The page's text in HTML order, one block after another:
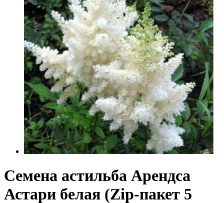
Семена астильба Арендса
Астари белая (Zip-пакет 5